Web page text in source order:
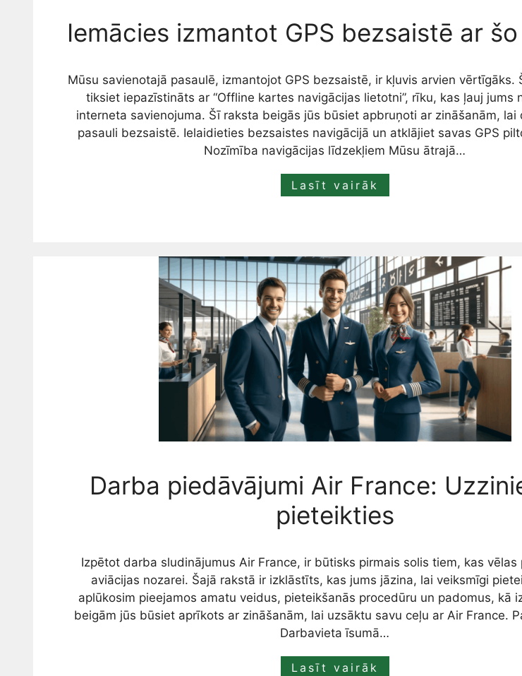
Iemācies izmantot GPS bezsaistē ar
Mūsu savienotajā pasaulē, izmantojot GPS bezsaistē, ir kļuvis arvien vērtīgāks.
tiksiet iepazīstināts ar “Offline kartes navigācijas lietotni”, rīku, kas ļauj jums
interneta savienojuma. Šī raksta beigās jūs būsiet apbruņoti ar zināšanām, lai
pasauli bezsaistē. Ielaidieties bezsaistes navigācijā un atklājiet savas GPS
Nozīmība navigācijas līdzekļiem Mūsu ātrajā…
Lasīt vairāk
Darba piedāvājumi Air France:
pieteikties
Izpētot darba sludinājumus Air France, ir būtisks pirmais solis tiem, kas vēlas
aviācijas nozarei. Šajā rakstā ir izklāstīts, kas jums jāzina, lai veiksmīgi
aplūkosim pieejamos amatu veidus, pieteikšanās procedūru un padomus, kā
beigām jūs būsiet aprīkots ar zināšanām, lai uzsāktu savu ceļu ar Air France.
Darbavieta īsumā…
Lasīt vairāk